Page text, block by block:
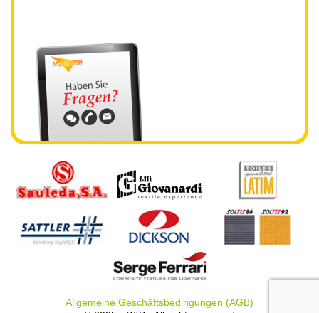
Allgemeine Geschäftsbedingungen (AGB)